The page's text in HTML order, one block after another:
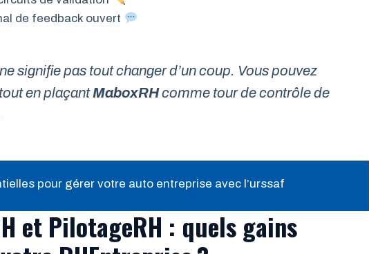
de feedback ouvert
signifie pas tout changer d’un coup. Vous pouvez
en plaçantMaboxRHcomme tour de contrôle de
pour gérer votre auto entreprise avec l’urssaf
et PilotageRH : quels gains